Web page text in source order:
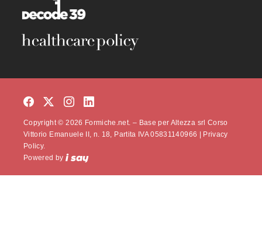
Copyright © 2026 Formiche.net. – Base per Altezza srl Corso
Vittorio Emanuele II, n. 18, Partita IVA 05831140966 |
Privacy
Policy.
Powered by